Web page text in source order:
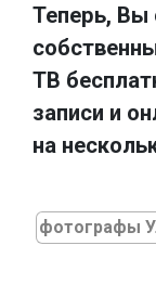
Теперь, Вы
ТВ
записи и
на
фотографы